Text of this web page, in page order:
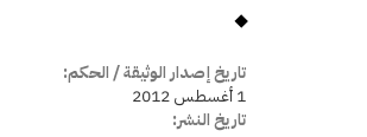
تاريخ إصدار الوثيقة / الحكم:
1 أغسطس 2012
تاريخ النشر: